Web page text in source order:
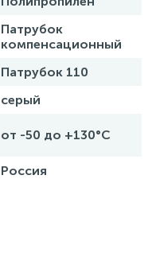
Патрубок
компенсационный
Патрубок 110
серый
от -50 до +130°С
Россия